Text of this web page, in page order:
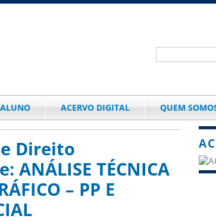
ACERVO DIGITAL QUEM
Direito
TÉCNICA
– PP E